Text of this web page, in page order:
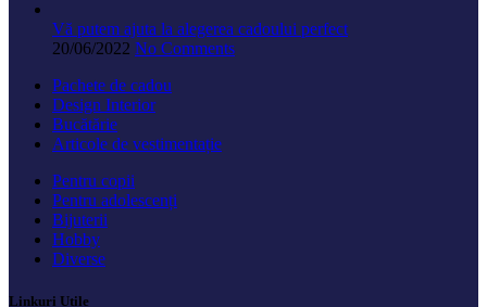
Vă putem ajuta la alegerea cadoului perfect
20/06/2022 No Comments
Pachete de cadou
Design Interior
Bucătărie
Articole de vestimentație
Pentru copii
Pentru adolescenți
Bijuterii
Hobby
Diverse
Linkuri Utile